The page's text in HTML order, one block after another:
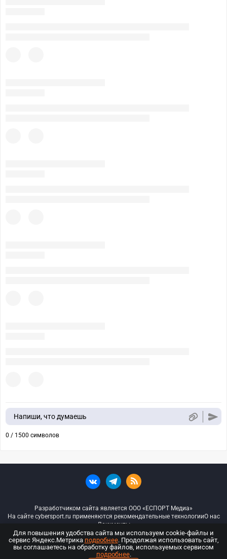
Напиши, что думаешь
0 / 1500 символов
Разработчиком сайта является ООО «ЕСПОРТ Медиа»
На сайте cybersport.ru применяются рекомендательные технологииО нас
Документы
© ООО «Киберспорт.ру» — Все права защищены
Для повышения удобства сайта мы используем cookie-файлы и
сервис Яндекс.Метрика подробнее. Продолжая использовать сайт,
вы соглашаетесь на обработку файлов, используемых сервисом
подробнее.